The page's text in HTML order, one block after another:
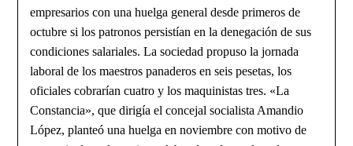
empresarios con una huelga general desde primeros de
octubre si los patronos persistían en la denegación de sus
condiciones salariales. La sociedad propuso la jornada
laboral de los maestros panaderos en seis pesetas, los
oficiales cobrarían cuatro y los maquinistas tres. «La
Constancia», que dirigía el concejal socialista Amandio
López, planteó una huelga en noviembre con motivo de